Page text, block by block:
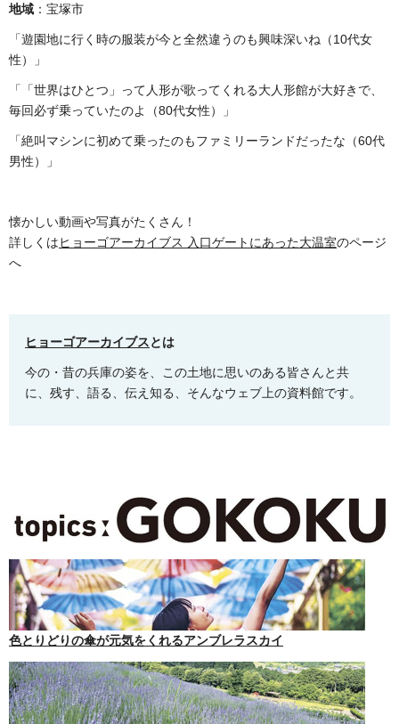
地域 ：宝塚市
「遊園地に行く時の服装が今と全然違うのも興味深いね（10代女
性）」
「「世界はひとつ」って人形が歌ってくれる大人形館が大好きで、
毎回必ず乗っていたのよ（80代女性）」
「絶叫マシンに初めて乗ったのもファミリーランドだったな（60代
男性）」
懐かしい動画や写真がたくさん！
詳しくはヒョーゴアーカイブス 入口ゲートにあった大温室のページ
へ
ヒョーゴアーカイブスとは
今の・昔の兵庫の姿を、この土地に思いのある皆さんと共
に、残す、語る、伝え知る、そんなウェブ上の資料館です。
色とりどりの傘が元気をくれるアンブレラスカイ